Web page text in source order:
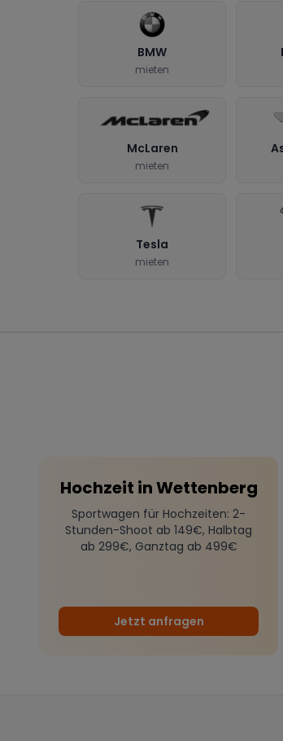
BMW
mieten
McLaren
mieten
Tesla
mieten
Hochzeit inWettenberg
Sportwagen für Hochzeiten: 2-
Stunden-Shoot ab 149€, Halbtag
ab 299€, Ganztag ab 499€
Jetzt anfragen